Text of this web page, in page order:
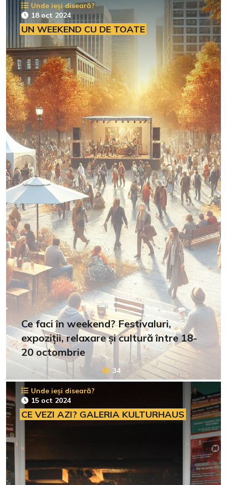
Unde ieși diseară?
18 oct 2024
UN WEEKEND CU DE TOATE
Ce faci în weekend? Festivaluri,
expoziții, relaxare și cultură între 18-
20 octombrie
34
Unde ieși diseară?
15 oct 2024
CE VEZI AZI? GALERIA KULTURHAUS